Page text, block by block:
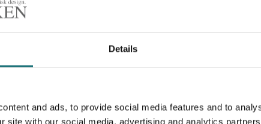
Details
and ads, to provide social media features and to
site with our social media, advertising and analytics